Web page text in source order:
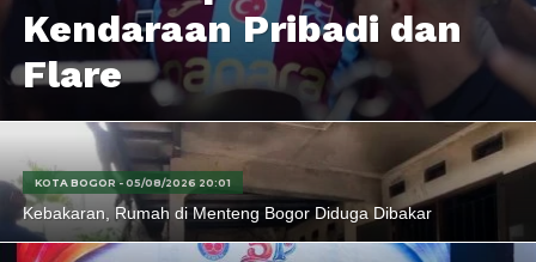
Kendaraan Pribadi dan
Flare
KOTA BOGOR - 05/08/2026 20:01
Kebakaran, Rumah di Menteng Bogor Diduga Dibakar